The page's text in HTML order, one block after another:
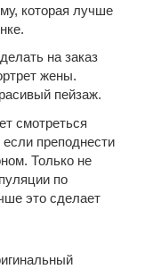
которая лучше
на заказ
жены.
пейзаж.
смотреться
преподнести
Только не
по
это сделает